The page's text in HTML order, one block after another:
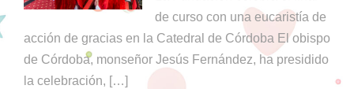
de curso con una eucaristía de
acción de gracias en la Catedral de Córdoba El obispo
de Córdoba, monseñor Jesús Fernández, ha presidido
la celebración, […]